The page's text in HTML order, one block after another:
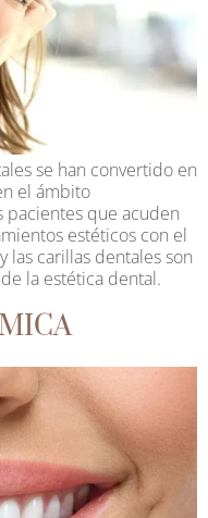
se han convertido en
el ámbito
pacientes que acuden
estéticos con el
las carillas dentales son
la estética dental.